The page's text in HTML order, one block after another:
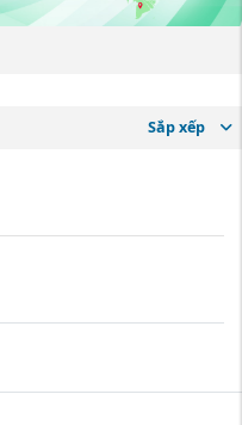
Sắp xếp